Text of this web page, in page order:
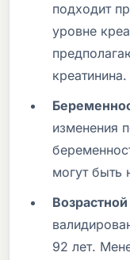
подходит
уровне
креатинина.
изменения
могут быть
92 лет.